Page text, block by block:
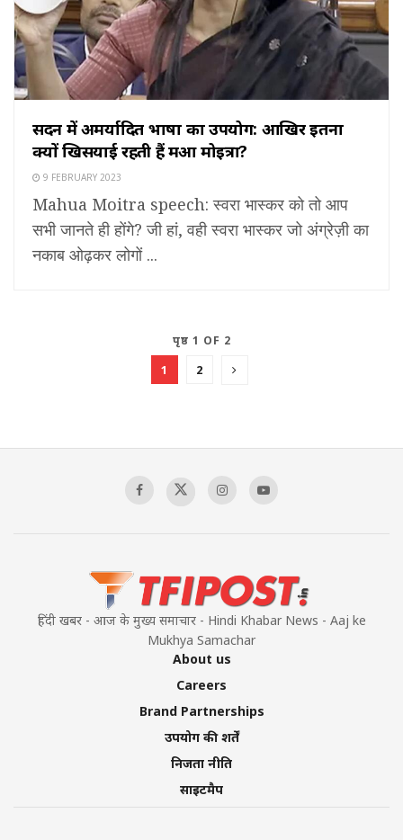
सदन में अमर्यादित भाषा का उपयोग: आखिर इतना
क्यों खिसयाई रहती हैं महुआ मोइत्रा?
9 FEBRUARY 2023
Mahua Moitra speech: स्वरा भास्कर को तो आप
सभी जानते ही होंगे? जी हां, वही स्वरा भास्कर जो अंग्रेज़ी का
नकाब ओढ़कर लोगों ...
पृष्ठ 1 OF 2
1 2
हिंदी खबर - आज के मुख्य समाचार - Hindi Khabar News - Aaj ke
Mukhya Samachar
About us
Careers
Brand Partnerships
उपयोग की शर्तें
निजता नीति
साइटमैप